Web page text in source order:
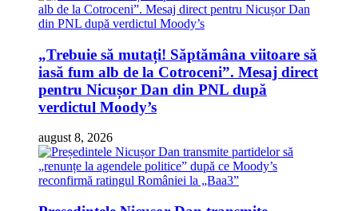
„Trebuie să mutați! Săptămâna viitoare să
iasă fum alb de la Cotroceni”. Mesaj direct
pentru Nicușor Dan din PNL după
verdictul Moody’s
august 8, 2026